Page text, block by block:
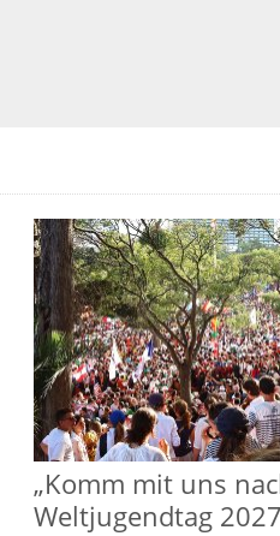
„Komm mit uns
Weltjugendtag